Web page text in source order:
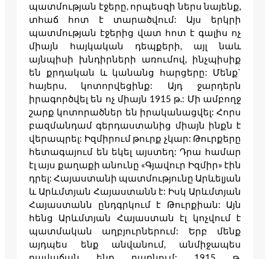
պատմության էջերը, որպեսզի ներս նայենք,
տհաճ հոտ է տարածվում: Այս երկրի
պատմության էջերից վատ հոտ է գալիս ոչ
միայն հայկական դեպքերի, այլ նաև
այնպիսի խնդիրների առումով, ինչպիսիք
են քրդական և կանանց հարցերը: Մենք`
հայերս, կոտորվեցինք: Այդ ջարդերն
իրագործվել են ոչ միայն 1915 թ.: Մի ամբողջ
շարք կոտորածներ են իրականացվել: Հորս
բազմանդամ գերդաստանից միայն ինքն է
վերապրել: Իզմիրում թուրք չկար: Թուրքերը
հետագայում են եկել այստեղ: Դրա համար
էլ այս քաղաքի անունը «Գյավուր Իզմիր» էին
դրել: Հայաստանի պատմությունը Արևելյան
և Արևմտյան Հայաստանն է: Իսկ Արևմտյան
Հայաստանն ընդգրկում է Թուրքիան: Այն
հենց Արևմտյան Հայաստան էլ կոչվում է
պատմական աղբյուրներում: Երբ մենք
այդպես ենք անվանում, անմիջապես